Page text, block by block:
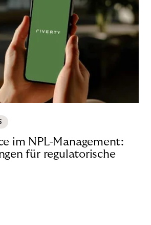
im NPL-Management:
für regulatorische